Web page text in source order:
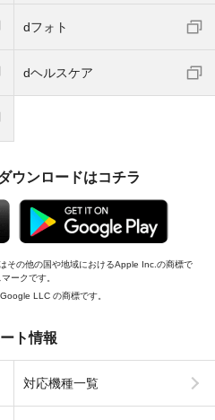
dフォト
dヘルスケア
ウンロードはコチラ
その他の国や地域におけるApple Inc.の商標で
ークです。
LLC の商標です。
ト情報
対応機種一覧